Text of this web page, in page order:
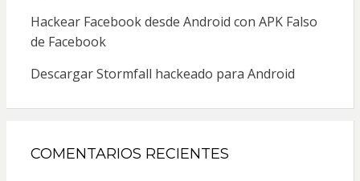
Hackear Facebook desde Android con APK Falso
de Facebook
Descargar Stormfall hackeado para Android
COMENTARIOS RECIENTES